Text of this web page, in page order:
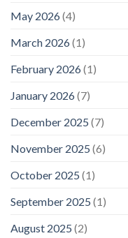
May 2026(4)
March 2026(1)
February 2026(1)
January 2026(7)
December 2025 (7)
November 2025 (6)
October 2025 (1)
September 2025 (1)
August 2025 (2)